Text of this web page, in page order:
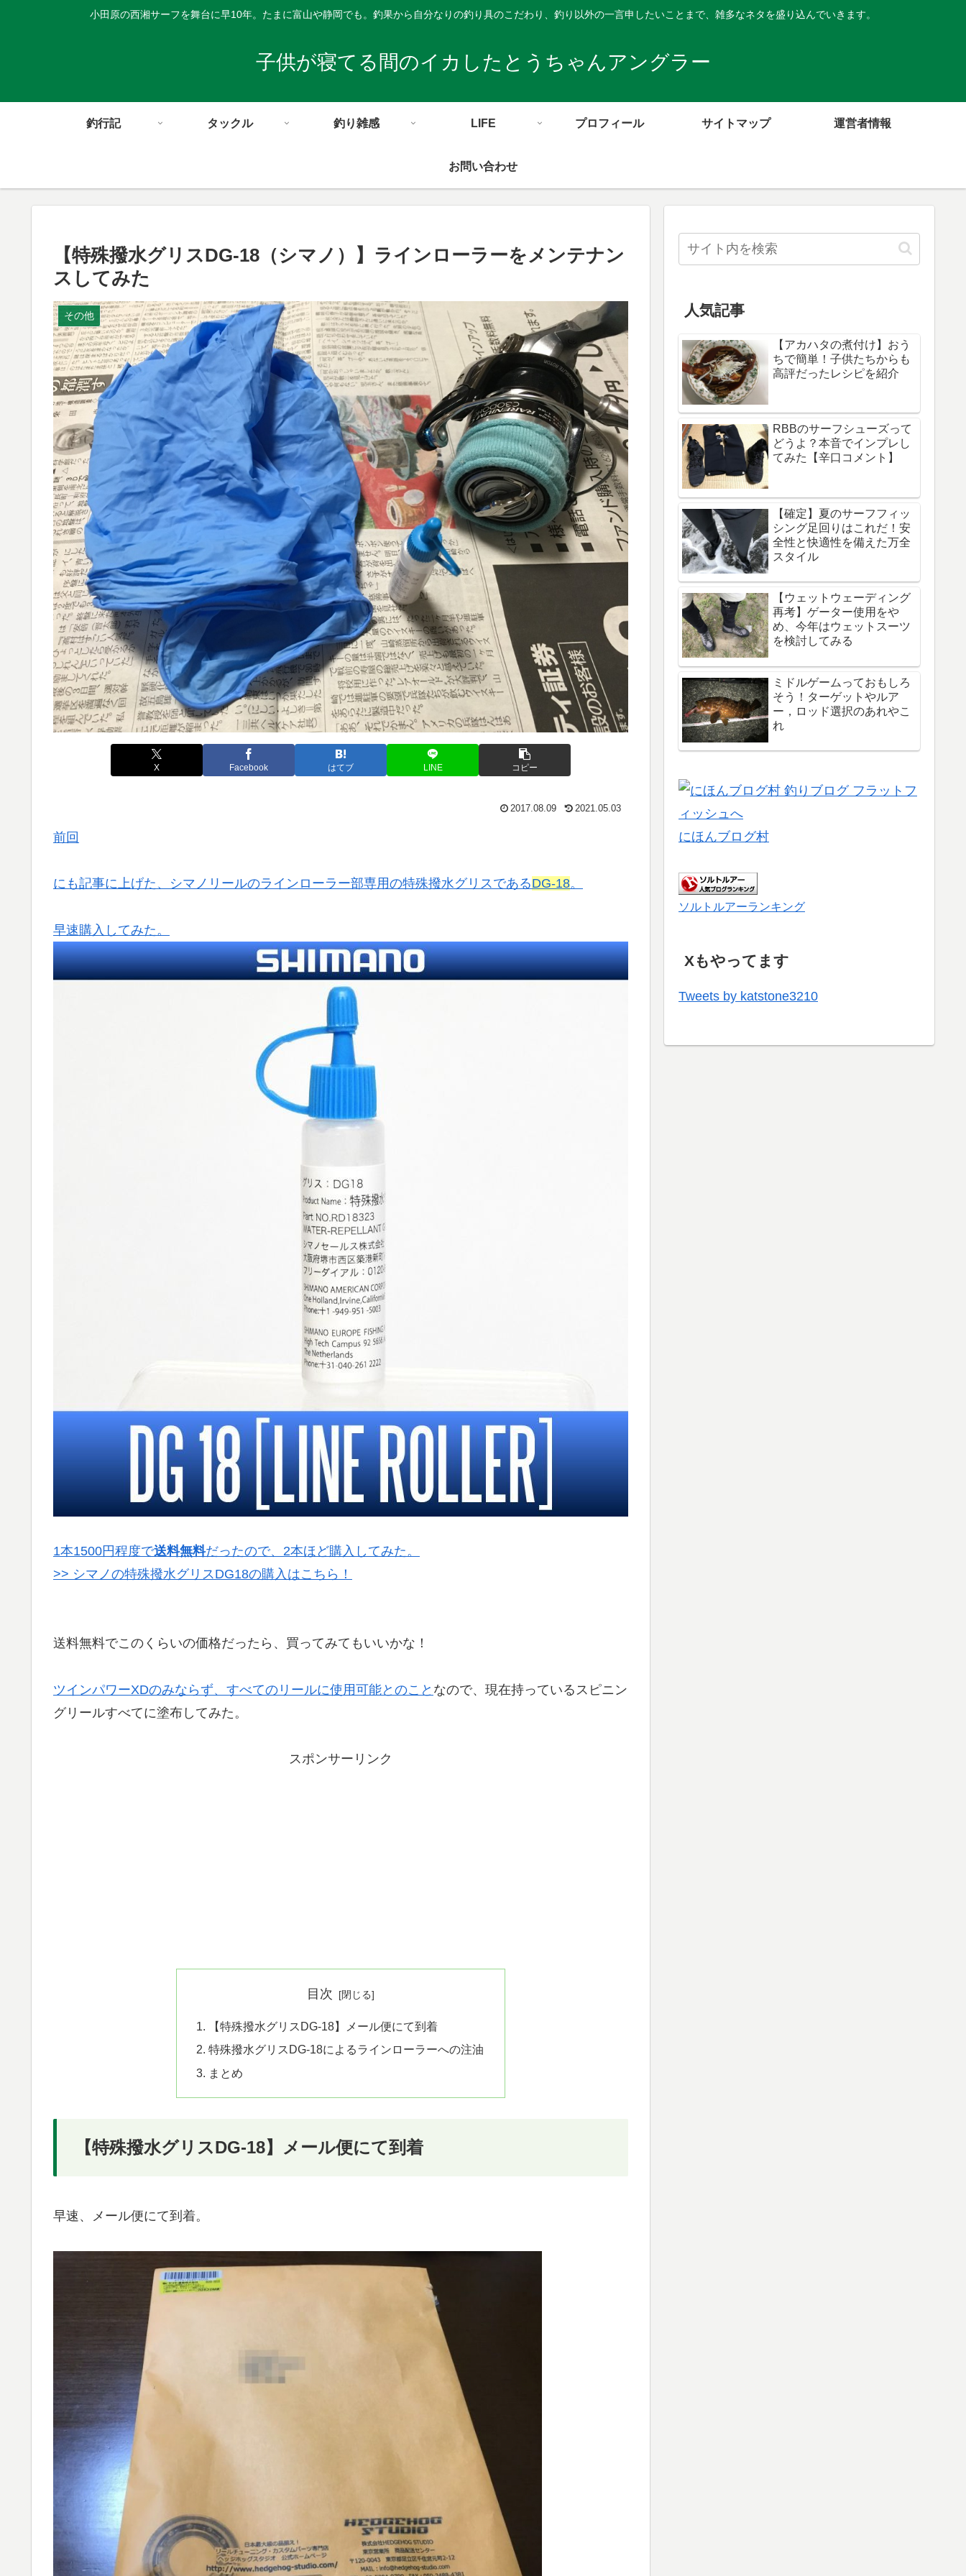
小田原の西湘サーフを舞台に早10年。たまに富山や静岡でも。釣果から自分なりの釣り具のこだわり、釣り以外の一言申したいことまで、雑多なネタを盛り込んでいきます。
子供が寝てる間のイカしたとうちゃんアングラー
釣行記 タックル 釣り雑感 LIFE プロフィール サイトマップ 運営者情報
お問い合わせ
【特殊撥水グリスDG-18（シマノ）】ラインローラーをメンテナン
スしてみた
その他
X Facebook はてブ LINE コピー
2017.08.09 2021.05.03
前回
にも記事に上げた、シマノリールのラインローラー部専用の特殊撥水グリスであるDG-18。
早速購入してみた。
1本1500円程度で送料無料だったので、2本ほど購入してみた。
>> シマノの特殊撥水グリスDG18の購入はこちら！
送料無料でこのくらいの価格だったら、買ってみてもいいかな！
ツインパワーXDのみならず、すべてのリールに使用可能とのこと なので、現在持っているスピニン
グリールすべてに塗布してみた。
スポンサーリンク
目次
【特殊撥水グリスDG-18】メール便にて到着
特殊撥水グリスDG-18によるラインローラーへの注油
まとめ
【特殊撥水グリスDG-18】メール便にて到着
早速、メール便にて到着。
人気記事
【アカハタの煮付け】おう
ちで簡単！子供たちからも
高評だったレシピを紹介
RBBのサーフシューズって
どうよ？本音でインプレし
てみた【辛口コメント】
【確定】夏のサーフフィッ
シング足回りはこれだ！安
全性と快適性を備えた万全
スタイル
【ウェットウェーディング
再考】ゲーター使用をや
め、今年はウェットスーツ
を検討してみる
ミドルゲームっておもしろ
そう！ターゲットやルア
ー，ロッド選択のあれやこ
れ
にほんブログ村
ソルトルアーランキング
Xもやってます
Tweets by katstone3210